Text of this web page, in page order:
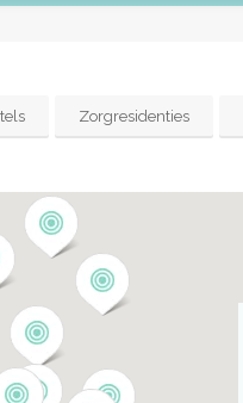
Zorgresidenties